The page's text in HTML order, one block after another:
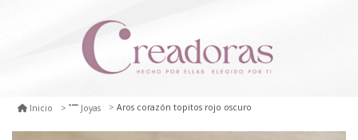
Inicio Joyas Aros corazón topitos rojo oscuro